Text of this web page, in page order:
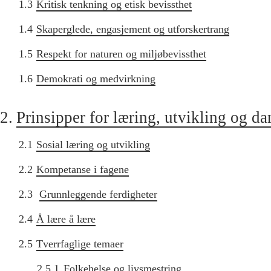
1.3 Kritisk tenkning og etisk bevissthet
1.4 Skaperglede, engasjement og utforskertrang
1.5 Respekt for naturen og miljøbevissthet
1.6 Demokrati og medvirkning
2. Prinsipper for læring, utvikling og
2.1 Sosial læring og utvikling
2.2 Kompetanse i fagene
2.3 Grunnleggende ferdigheter
2.4 Å lære å lære
2.5 Tverrfaglige temaer